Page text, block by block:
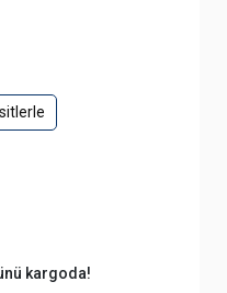
kargoda!